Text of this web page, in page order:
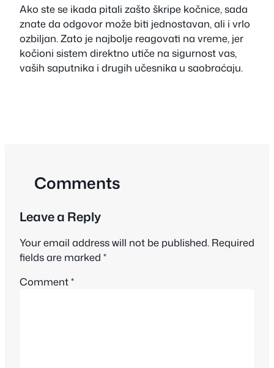
Ako ste se ikada pitali zašto škripe kočnice, sada
znate da odgovor može biti jednostavan, ali i vrlo
ozbiljan. Zato je najbolje reagovati na vreme, jer
kočioni sistem direktno utiče na sigurnost vas,
vaših saputnika i drugih učesnika u saobraćaju.
Comments
Leave a Reply
Your email address will not be published. Required
fields are marked *
Comment*